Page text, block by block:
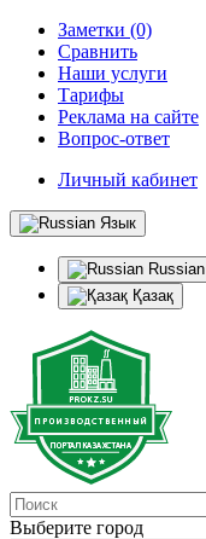
Заметки (0)
Сравнить
Наши услуги
Тарифы
Реклама на сайте
Вопрос-ответ
Личный кабинет
Язык
Russian
Қазақ
Выберите город